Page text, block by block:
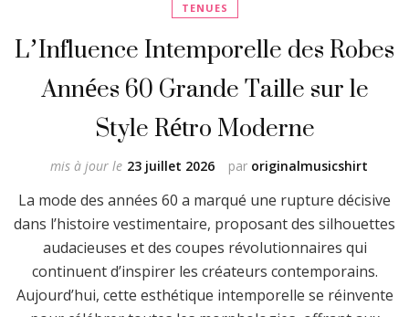
TENUES
L’Influence Intemporelle des Robes
Années 60 Grande Taille sur le
Style Rétro Moderne
par originalmusicshirt
mis à jour le 23 juillet 2026
La mode des années 60 a marqué une rupture décisive
dans l’histoire vestimentaire, proposant des silhouettes
audacieuses et des coupes révolutionnaires qui
continuent d’inspirer les créateurs contemporains.
Aujourd’hui, cette esthétique intemporelle se réinvente